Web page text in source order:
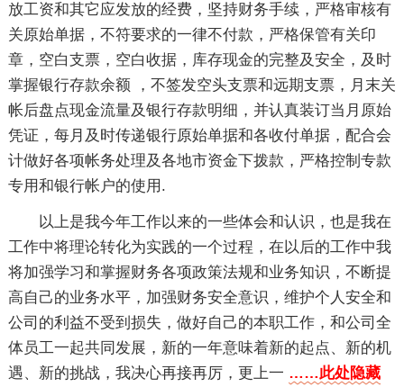
放工资和其它应发放的经费，坚持财务手续，严格审核有
关原始单据，不符要求的一律不付款，严格保管有关印
章，空白支票，空白收据，库存现金的完整及安全，及时
掌握银行存款余额 ，不签发空头支票和远期支票，月末关
帐后盘点现金流量及银行存款明细，并认真装订当月原始
凭证，每月及时传递银行原始单据和各收付单据，配合会
计做好各项帐务处理及各地市资金下拨款，严格控制专款
专用和银行帐户的使用.
以上是我今年工作以来的一些体会和认识，也是我在
工作中将理论转化为实践的一个过程，在以后的工作中我
将加强学习和掌握财务各项政策法规和业务知识，不断提
高自己的业务水平，加强财务安全意识，维护个人安全和
公司的利益不受到损失，做好自己的本职工作，和公司全
体员工一起共同发展，新的一年意味着新的起点、新的机
遇、新的挑战，我决心再接再厉，更上一 ……此处隐藏